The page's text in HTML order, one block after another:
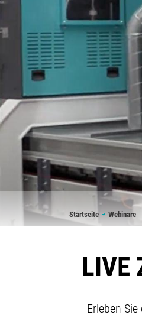
Startseite Webinare
LIVE
Erleben